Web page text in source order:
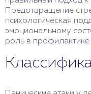
Предотвращение
психологическая
эмоциональному
роль в профилактике